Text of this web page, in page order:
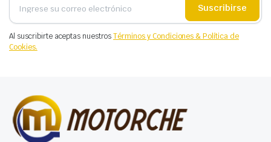
Suscribirse
Al suscribirte aceptas nuestrosTérminos y Condiciones & Política de
Cookies.